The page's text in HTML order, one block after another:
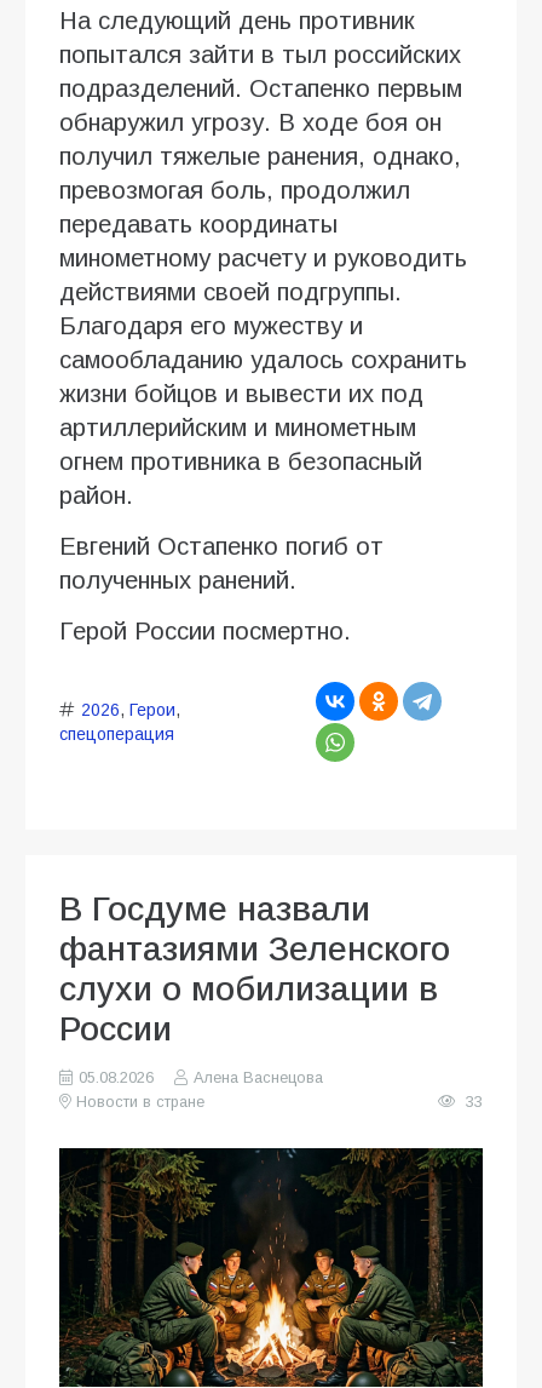
На следующий день противник
попытался зайти в тыл российских
подразделений. Остапенко первым
обнаружил угрозу. В ходе боя он
получил тяжелые ранения, однако,
превозмогая боль, продолжил
передавать координаты
минометному расчету и руководить
действиями своей подгруппы.
Благодаря его мужеству и
самообладанию удалось сохранить
жизни бойцов и вывести их под
артиллерийским и минометным
огнем противника в безопасный
район.
Евгений Остапенко погиб от
полученных ранений.
Герой России посмертно.
2026, Герои,
спецоперация
В Госдуме назвали
фантазиями Зеленского
слухи о мобилизации в
России
05.08.2026
Алена Васнецова
Новости в стране
33